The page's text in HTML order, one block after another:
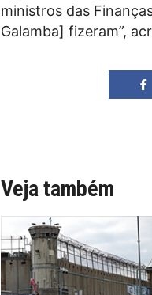
ministros das
Galamba] fizeram”,
Veja também